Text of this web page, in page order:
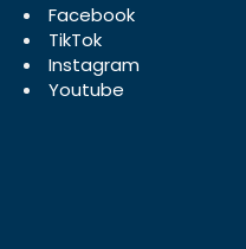
Facebook
TikTok
Instagram
Youtube